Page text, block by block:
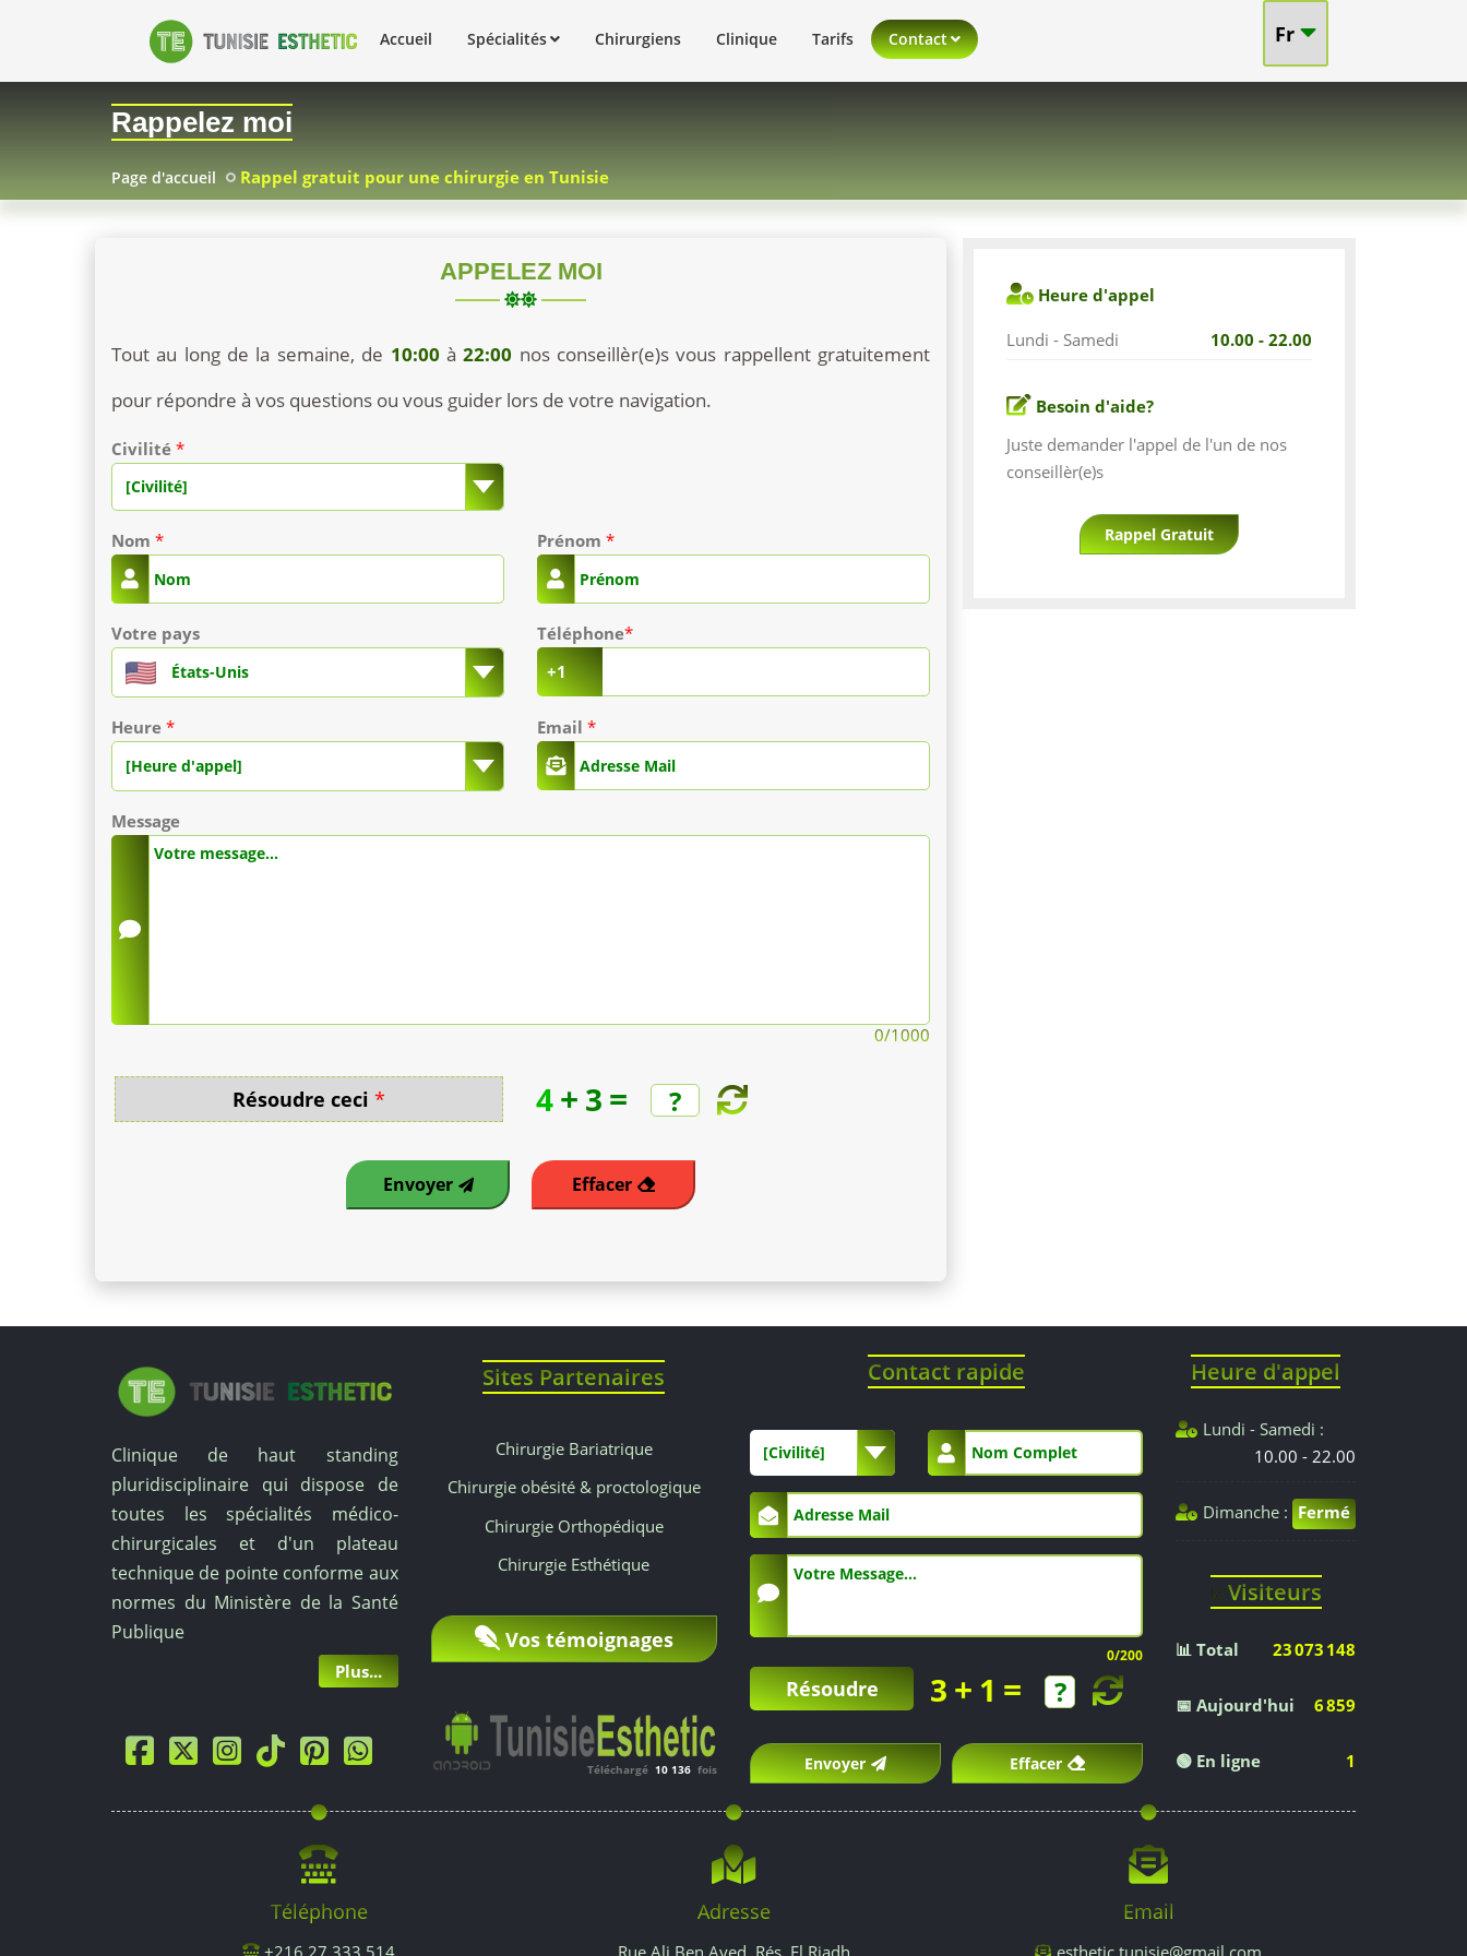
Fr
Accueil Spécialités Chirurgiens Clinique Tarifs Contact
Rappelez moi
Page d'accueil Rappel gratuit pour une chirurgie en Tunisie
APPELEZ MOI
Tout au long de la semaine, de 10:00 à22:00 nos conseillèr(e)s vous rappellent gratuitement
pour répondre à vos questions ou vous guider lors de votre navigation.
Civilité *
[Civilité]
Nom * Prénom *
Votre pays
États-Unis
Téléphone*
+1
Heure *
[Heure d'appel]
Email *
Message
0/1000
Résoudre ceci * 4+ 3 =
Envoyer Effacer
Heure d'appel
Lundi - Samedi 10.00 - 22.00
Besoin d'aide?
Juste demander l'appel de l'un de nos
conseillèr(e)s
Rappel Gratuit
Clinique de haut standing
pluridisciplinaire qui dispose de
toutes les spécialités médico-
chirurgicales et d'un plateau
technique de pointe conforme aux
normes du Ministère de la Santé
Publique
Plus...
Sites Partenaires
Chirurgie Bariatrique
Chirurgie obésité & proctologique
Chirurgie Orthopédique
Chirurgie Esthétique
Vos témoignages
Téléchargé 10 136 fois
Contact rapide
[Civilité]
0/200
Résoudre 3 + 1 =
Envoyer Effacer
Heure d'appel
Lundi - Samedi :
10.00 - 22.00
Dimanche : Fermé
📈Visiteurs
📊 Total 23 073 148
📅 Aujourd'hui 6 859
🟢 En ligne 1
Téléphone
+216.27.333.514
Adresse
Rue Ali Ben Ayed, Rés. El Riadh
Email
esthetic.tunisie@gmail.com